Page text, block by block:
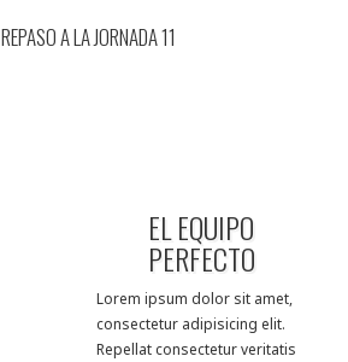
REPASO A LA JORNADA 11
EL EQUIPO
PERFECTO
Lorem ipsum dolor sit amet,
consectetur adipisicing elit.
Repellat consectetur veritatis